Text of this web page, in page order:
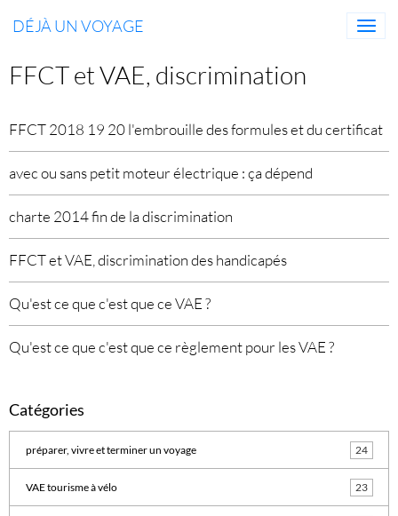
DÉJÀ UN VOYAGE
FFCT et VAE, discrimination
FFCT 2018 19 20 l'embrouille des formules et du certificat
avec ou sans petit moteur électrique : ça dépend
charte 2014 fin de la discrimination
FFCT et VAE, discrimination des handicapés
Qu'est ce que c'est que ce VAE ?
Qu'est ce que c'est que ce règlement pour les VAE ?
Catégories
préparer, vivre et terminer un voyage 24
VAE tourisme à vélo 23